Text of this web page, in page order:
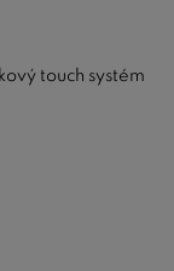
touch systém